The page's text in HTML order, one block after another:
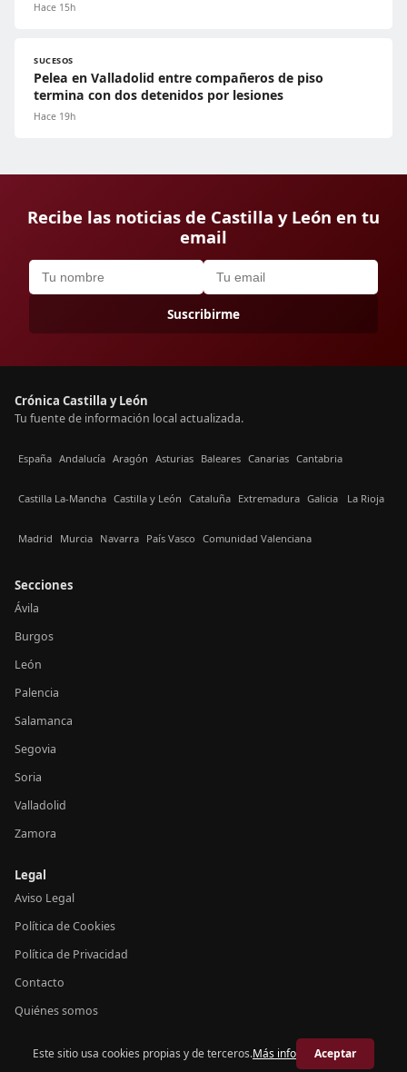
Hace 15h
SUCESOS
Pelea en Valladolid entre compañeros de piso
termina con dos detenidos por lesiones
Hace 19h
Recibe las noticias de Castilla y León en tu
email
Suscribirme
Crónica Castilla y León
Tu fuente de información local actualizada.
España Andalucía Aragón Asturias Baleares Canarias Cantabria
Castilla La-Mancha Castilla y León Cataluña Extremadura Galicia La Rioja
Madrid Murcia Navarra País Vasco Comunidad Valenciana
Secciones
Ávila
Burgos
León
Palencia
Salamanca
Segovia
Soria
Valladolid
Zamora
Legal
Aviso Legal
Política de Cookies
Política de Privacidad
Contacto
Quiénes somos
© 2026 Crónica Castilla y León
Este sitio usa cookies propias y de terceros.Más info Aceptar